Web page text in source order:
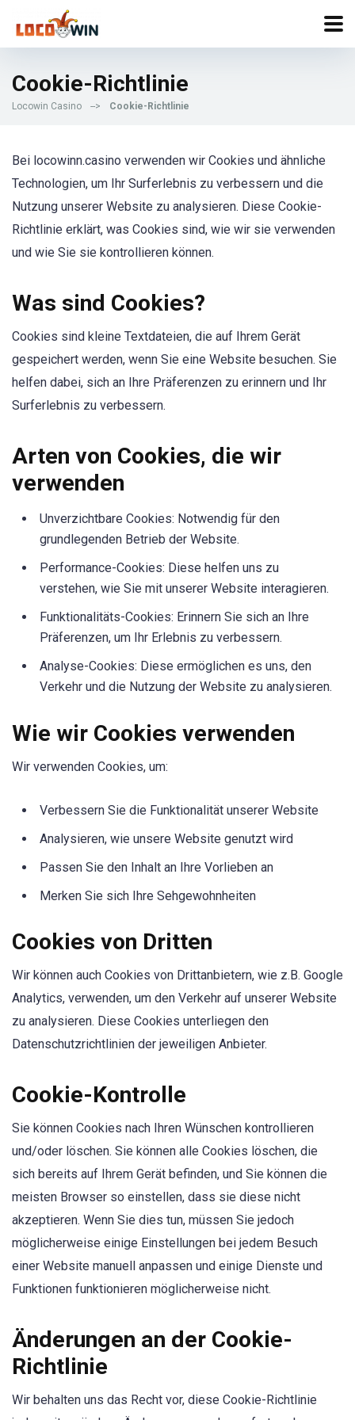
Cookie-Richtlinie
Locowin Casino --> Cookie-Richtlinie
Bei locowinn.casino verwenden wir Cookies und ähnliche
Technologien, um Ihr Surferlebnis zu verbessern und die
Nutzung unserer Website zu analysieren. Diese Cookie-
Richtlinie erklärt, was Cookies sind, wie wir sie verwenden
und wie Sie sie kontrollieren können.
Was sind Cookies?
Cookies sind kleine Textdateien, die auf Ihrem Gerät
gespeichert werden, wenn Sie eine Website besuchen. Sie
helfen dabei, sich an Ihre Präferenzen zu erinnern und Ihr
Surferlebnis zu verbessern.
Arten von Cookies, die wir
verwenden
Unverzichtbare Cookies: Notwendig für den
grundlegenden Betrieb der Website.
Performance-Cookies: Diese helfen uns zu
verstehen, wie Sie mit unserer Website interagieren.
Funktionalitäts-Cookies: Erinnern Sie sich an Ihre
Präferenzen, um Ihr Erlebnis zu verbessern.
Analyse-Cookies: Diese ermöglichen es uns, den
Verkehr und die Nutzung der Website zu analysieren.
Wie wir Cookies verwenden
Wir verwenden Cookies, um:
Verbessern Sie die Funktionalität unserer Website
Analysieren, wie unsere Website genutzt wird
Passen Sie den Inhalt an Ihre Vorlieben an
Merken Sie sich Ihre Sehgewohnheiten
Cookies von Dritten
Wir können auch Cookies von Drittanbietern, wie z.B. Google
Analytics, verwenden, um den Verkehr auf unserer Website
zu analysieren. Diese Cookies unterliegen den
Datenschutzrichtlinien der jeweiligen Anbieter.
Cookie-Kontrolle
Sie können Cookies nach Ihren Wünschen kontrollieren
und/oder löschen. Sie können alle Cookies löschen, die
sich bereits auf Ihrem Gerät befinden, und Sie können die
meisten Browser so einstellen, dass sie diese nicht
akzeptieren. Wenn Sie dies tun, müssen Sie jedoch
möglicherweise einige Einstellungen bei jedem Besuch
einer Website manuell anpassen und einige Dienste und
Funktionen funktionieren möglicherweise nicht.
Änderungen an der Cookie-
Richtlinie
Wir behalten uns das Recht vor, diese Cookie-Richtlinie